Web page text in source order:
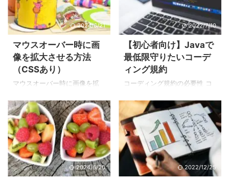
は、機能が豊富ですが、実際
は使う機能が限られていま
す。普段よく使う機能さえマ
スターしてしまえば良いので
す。 本記事では、基本編6部構
成と応用編に分けて、よく使
う機能を分かりやすく紹介し
ています。 Word基本編 【1時
目】表の作り方 【3時間目】棒
グラフの作り方 【4 ...
コンなのか、自分に合うパソ
コンはどれなのか分からない
事もあると思います。 本記事
ではパソコンの選び方につい
て出来る限り分かりやすくま
とめてみました。 項目 説明 メ
ーカー 東芝 価格 154,580円
CPU Core i7-6500U メモリ
明 メーカー 東芝 価格 65,664
2024/6/21
マウスオーバー時に画
像を拡大させる方法
（CSSあり）
マウスオーバー時に画像を拡
っくり縮小 素早く拡大、素早
く縮小 透明化 今回はマウスオ
ーバー時に画像を拡大させる
方法を紹介します。 ゆっくり
拡大し、ゆっくり戻る [マウス
オーバーしてみてください] 上
記画像のサンプルのようにマ
2022/7/10
【初心者向け】Javaで
最低限守りたいコーデ
ィング規約
コーディング規約の必要性 コ
で開発するときのルールのこ
とです。開発現場では現場毎
にコーディング規約があるの
が一般的です。そしてソース
レビューはこのコーディング
規約に沿って作られているか
の確認を行います。 しかし、
2024/6/20 2022/12/25